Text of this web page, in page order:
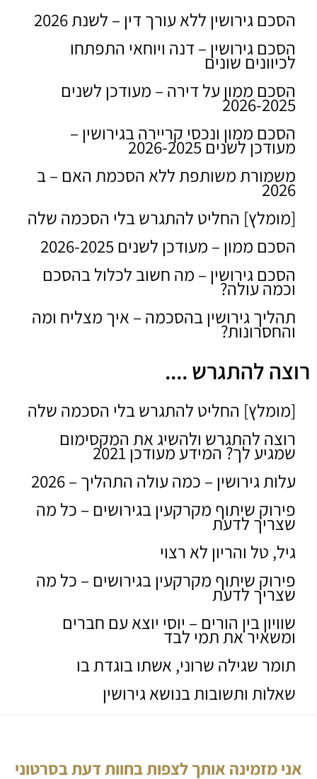
הסכם גירושין ללא עורך דין – לשנת 2026
הסכם גירושין – דנה ויוחאי התפתחו
לכיוונים שונים
הסכם ממון על דירה – מעודכן לשנים
2026-2025
הסכם ממון ונכסי קריירה בגירושין –
מעודכן לשנים 2026-2025
משמורת משותפת ללא הסכמת האם – ב
2026
[מומלץ] החליט להתגרש בלי הסכמה שלה
הסכם ממון – מעודכן לשנים 2026-2025
הסכם גירושין – מה חשוב לכלול בהסכם
וכמה עולה?
תהליך גירושין בהסכמה – איך מצליח ומה
והחסרונות?
רוצה להתגרש ....
[מומלץ] החליט להתגרש בלי הסכמה שלה
רוצה להתגרש ולהשיג את המקסימום
שמגיע לך? המידע מעודכן 2021
עלות גירושין – כמה עולה התהליך – 2026
פירוק שיתוף מקרקעין בגירושים – כל מה
שצריך לדעת
גיל, טל והריון לא רצוי
פירוק שיתוף מקרקעין בגירושים – כל מה
שצריך לדעת
שוויון בין הורים – יוסי יוצא עם חברים
ומשאיר את תמי לבד
תומר שגילה שרוני, אשתו בוגדת בו
שאלות ותשובות בנושא גירושין
אני מזמינה אותך לצפות בחוות דעת בסרטוני